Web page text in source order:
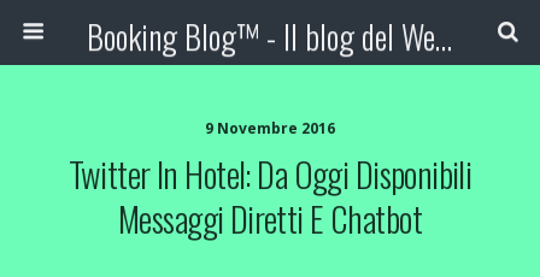
Booking Blog™ - Il blog del Web Marketing Turistico
9 Novembre 2016
Twitter In Hotel: Da Oggi Disponibili
Messaggi Diretti E Chatbot